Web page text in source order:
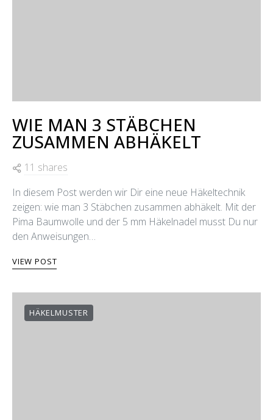
WIE MAN 3 STÄBCHEN
ZUSAMMEN ABHÄKELT
11 shares
In diesem Post werden wir Dir eine neue Häkeltechnik
zeigen: wie man 3 Stäbchen zusammen abhäkelt. Mit der
Pima Baumwolle und der 5 mm Häkelnadel musst Du nur
den Anweisungen…
VIEW POST
HÄKELMUSTER